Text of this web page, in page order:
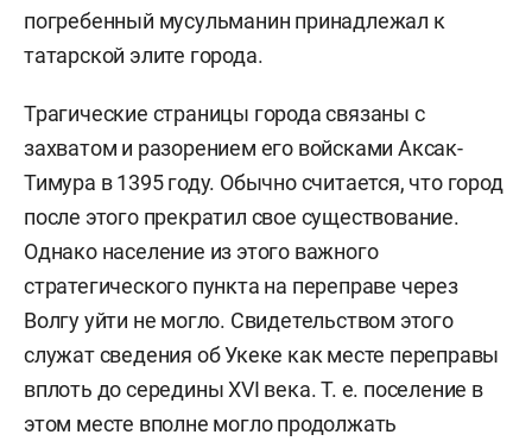
погребенный мусульманин принадлежал к
татарской элите города.
Трагические страницы города связаны с
захватом и разорением его войсками Аксак-
Тимура в 1395 году. Обычно считается, что город
после этого прекратил свое существование.
Однако население из этого важного
стратегического пункта на переправе через
Волгу уйти не могло. Свидетельством этого
служат сведения об Укеке как месте переправы
вплоть до середины XVI века. Т. е. поселение в
этом месте вполне могло продолжать